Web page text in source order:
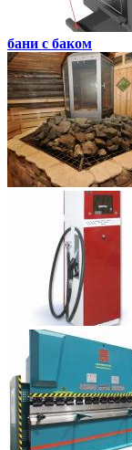
бани с баком